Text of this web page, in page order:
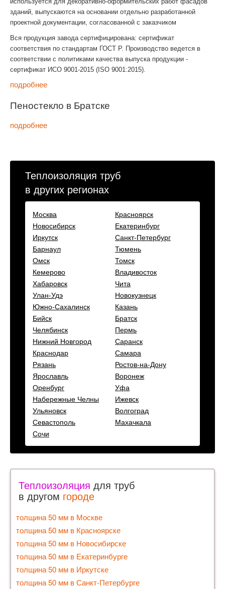
зданий, выпускаются на основании отдельно разработанной
проектной документации, согласованной с заказчиком
Вся продукция завода сертифицирована: сертификат
соответствия по стандартам ГОСТ Р. Производство ведется в
соответствии с политиками качества выпуска продукции -
сертификат ИСО 9001-2015 (ISO 9001:2015).
подробнее
Пеностекло в Братске
подробнее
Теплоизоляция труб
в других регионах
Москва
Красноярск
Новосибирск
Екатеринбург
Иркутск
Санкт-Петербург
Барнаул
Тюмень
Омск
Томск
Кемерово
Владивосток
Хабаровск
Чита
Улан-Удэ
Новокузнецк
Южно-Сахалинск
Казань
Бийск
Братск
Челябинск
Пермь
Нижний Новгород
Саранск
Краснодар
Самара
Рязань
Ростов-на-Дону
Ярославль
Воронеж
Оренбург
Уфа
Набережные Челны
Ижевск
Ульяновск
Волгоград
Севастополь
Махачкала
Сочи
Теплоизоляция для труб
в другом городе
толщина 50 мм в Москве
толщина 50 мм в Красноярске
толщина 50 мм в Новосибирске
толщина 50 мм в Екатеринбурге
толщина 50 мм в Иркутске
толщина 50 мм в Санкт-Петербурге